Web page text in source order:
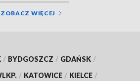
ZOBACZ WIĘCEJ
/ BYDGOSZCZ / GDAŃSK /
/ KATOWICE / KIELCE /